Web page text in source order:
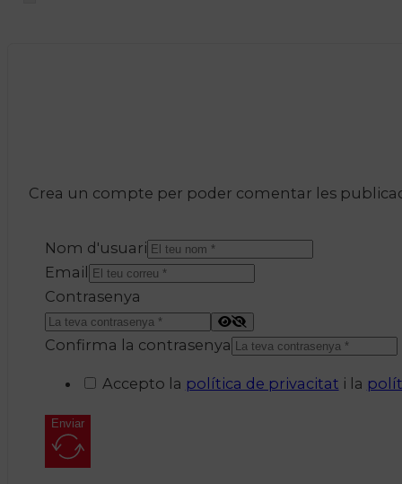
Crea un compte per poder comentar les
Nom d'usuari
Email
Contrasenya
Confirma la contrasenya
Accepto la política de privacitat i la
Enviar